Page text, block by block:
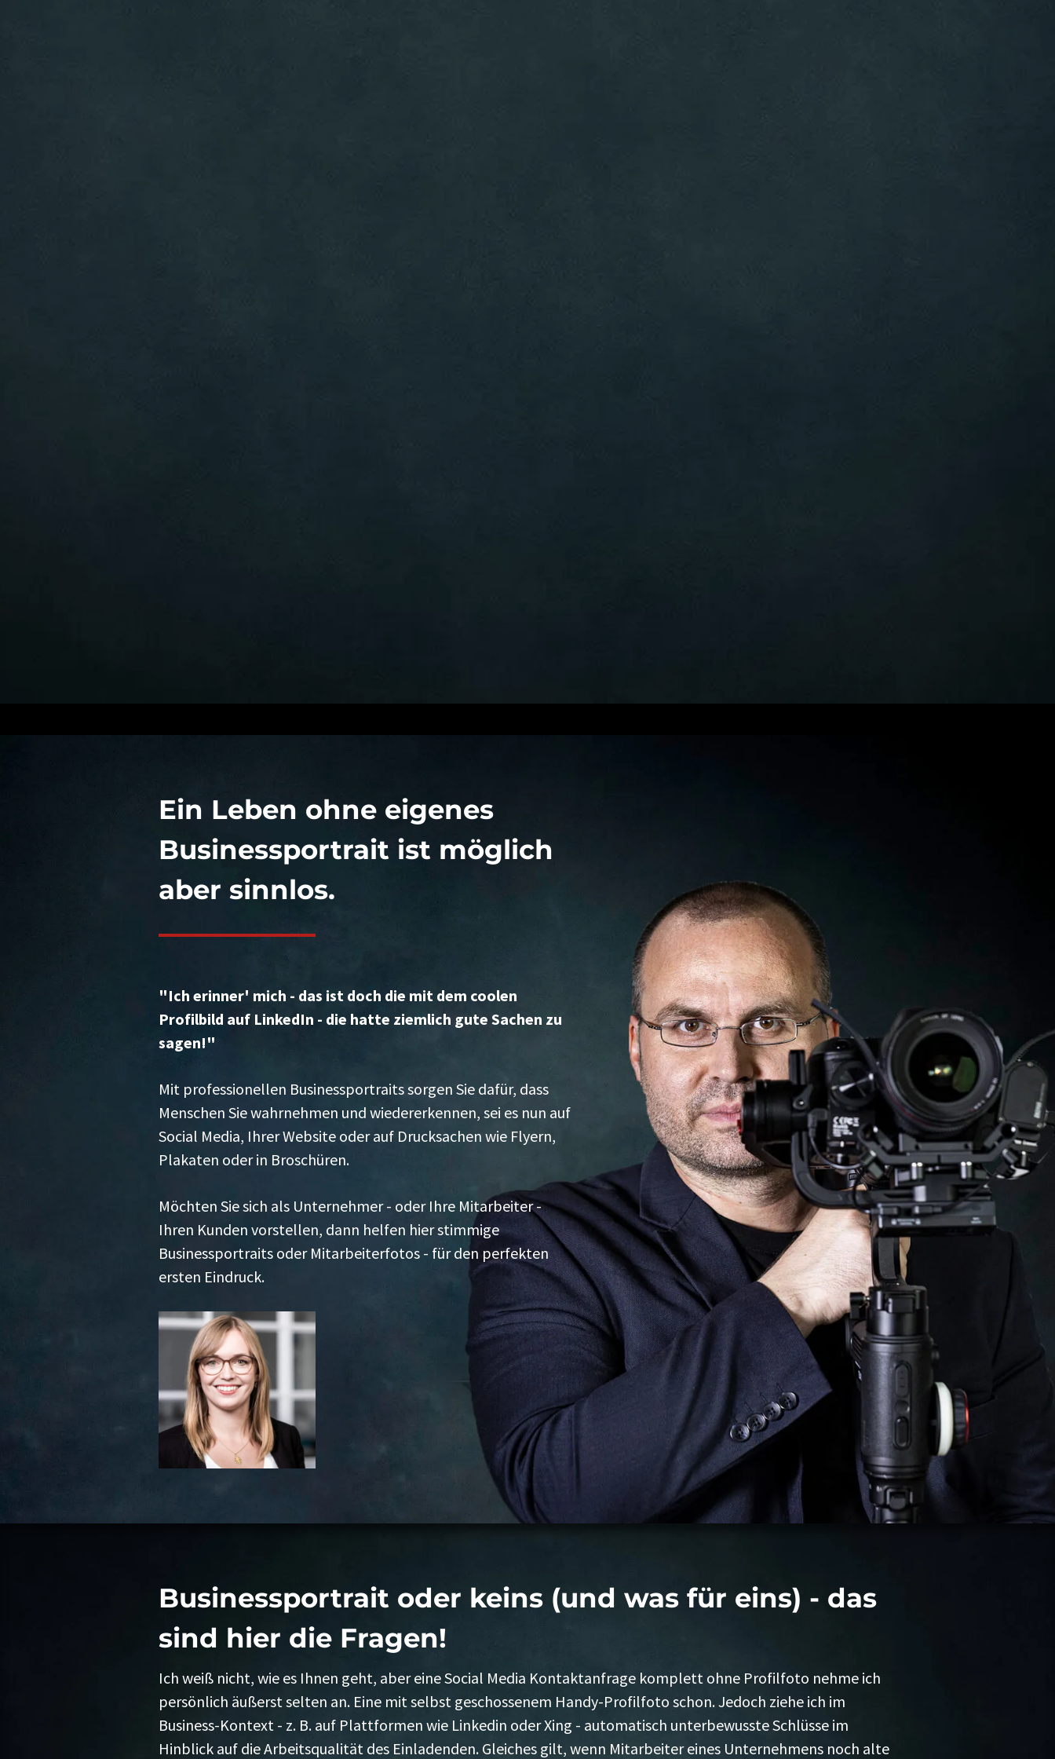
Ein Leben ohne eigenes
Businessportrait ist möglich
aber sinnlos.
"Ich erinner' mich - das ist doch die mit dem coolen
Profilbild auf LinkedIn - die hatte ziemlich gute Sachen zu
sagen!"
Mit professionellen Businessportraits sorgen Sie dafür, dass
Menschen Sie wahrnehmen und wiedererkennen, sei es nun auf
Social Media, Ihrer Website oder auf Drucksachen wie Flyern,
Plakaten oder in Broschüren.
Möchten Sie sich als Unternehmer - oder Ihre Mitarbeiter -
Ihren Kunden vorstellen, dann helfen hier stimmige
Businessportraits oder Mitarbeiterfotos - für den perfekten
ersten Eindruck.
Businessportrait oder keins (und was für eins) - das
sind hier die Fragen!
Ich weiß nicht, wie es Ihnen geht, aber eine Social Media Kontaktanfrage komplett ohne Profilfoto nehme ich
persönlich äußerst selten an. Eine mit selbst geschossenem Handy-Profilfoto schon. Jedoch ziehe ich im
Business-Kontext - z. B. auf Plattformen wie Linkedin oder Xing - automatisch unterbewusste Schlüsse im
Hinblick auf die Arbeitsqualität des Einladenden. Gleiches gilt, wenn Mitarbeiter eines Unternehmens noch alte